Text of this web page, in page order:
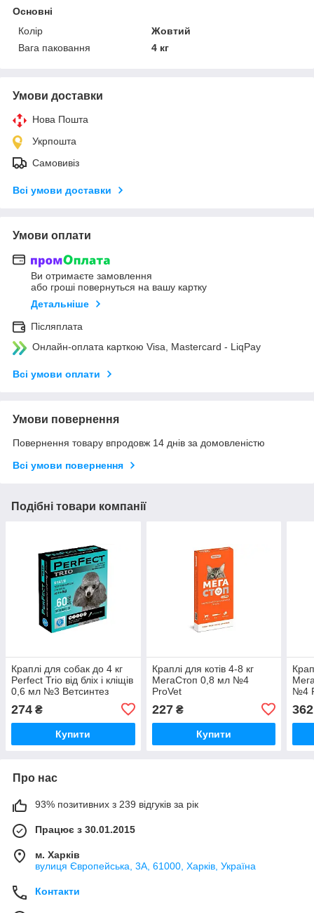
Основні
Колір
Жовтий
Вага паковання
4 кг
Умови доставки
Нова Пошта
Укрпошта
Самовивіз
Всі умови доставки
Умови оплати
Ви отримаєте замовлення
або гроші повернуться на вашу картку
Детальніше
Післяплата
Онлайн-оплата карткою Visa, Mastercard - LiqPay
Всі умови оплати
Умови повернення
Повернення товару впродовж 14 днів за домовленістю
Всі умови повернення
Подібні товари компанії
Краплі для собак до 4 кг
Perfect Trio від бліх і кліщів
0,6 мл №3 Ветсинтез
274 ₴
Купити
Краплі для котів 4-8 кг
МегаСтоп 0,8 мл №4
ProVet
227₴
Купити
№4
362
Про нас
93% позитивних з 239 відгуків за рік
Працює з 30.01.2015
м. Харків
вулиця Європейська, 3А, 61000, Харків, Україна
Контакти